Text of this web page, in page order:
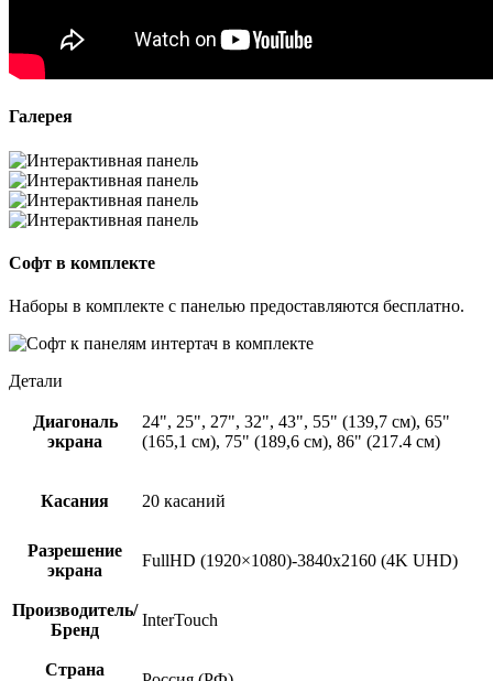
Галерея
Софт в комплекте
Наборы в комплекте с панелью предоставляются бесплатно.
Детали
Диагональ
экрана
24", 25", 27", 32", 43", 55" (139,7 см), 65"
(165,1 см), 75" (189,6 см), 86" (217.4 см)
Касания 20 касаний
Разрешение
экрана
FullHD (1920×1080)-3840х2160 (4K UHD)
Производитель/
Бренд
InterTouch
Страна